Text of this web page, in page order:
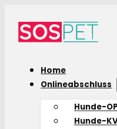
Home
Onlineabschluss
Hunde-OP
Hunde-